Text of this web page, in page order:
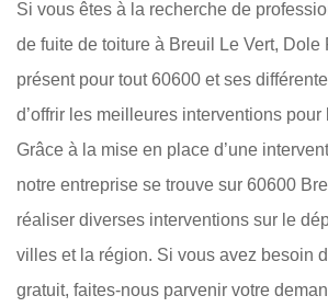
Si vous êtes à la recherche de
de fuite de toiture à Breuil Le Vert, Dole
présent pour tout 60600 et ses
d’offrir les meilleures interventions pour
Grâce à la mise en place d’une
notre entreprise se trouve sur 60600
réaliser diverses interventions sur le
villes et la région. Si vous avez besoin
gratuit, faites-nous parvenir votre